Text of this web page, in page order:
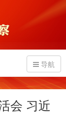
导航
会 习近